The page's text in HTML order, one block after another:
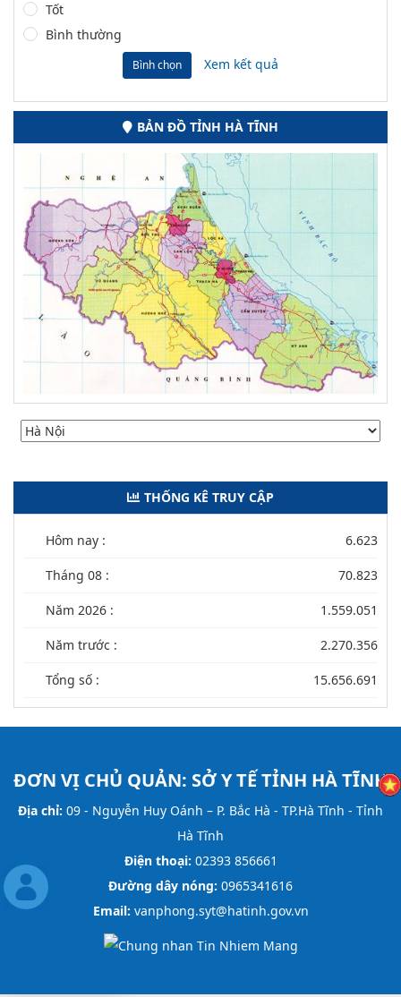
Tốt
Bình thường
Bình chọn Xem kết quả
BẢN ĐỒ TỈNH HÀ TĨNH
THỐNG KÊ TRUY CẬP
Hôm nay : 6.623
Tháng 08 : 70.823
Năm 2026 : 1.559.051
Năm trước : 2.270.356
Tổng số : 15.656.691
ĐƠN VỊ CHỦ QUẢN: SỞ Y TẾ TỈNH HÀ TĨNH
Địa chỉ: 09 - Nguyễn Huy Oánh – P. Bắc Hà - TP.Hà Tĩnh - Tỉnh
Hà Tĩnh
Điện thoại: 02393 856661
Đường dây nóng: 0965341616
Email: vanphong.syt@hatinh.gov.vn